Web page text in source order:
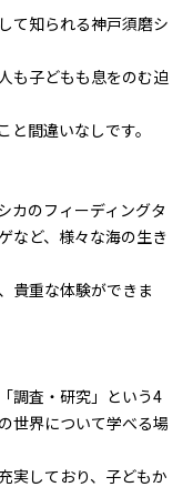
て知られる神戸須磨シ
も子どもも息をのむ迫
間違いなしです。
カのフィーディングタ
など、様々な海の生き
貴重な体験ができま
調査・研究」という4
世界について学べる場
実しており、子どもか